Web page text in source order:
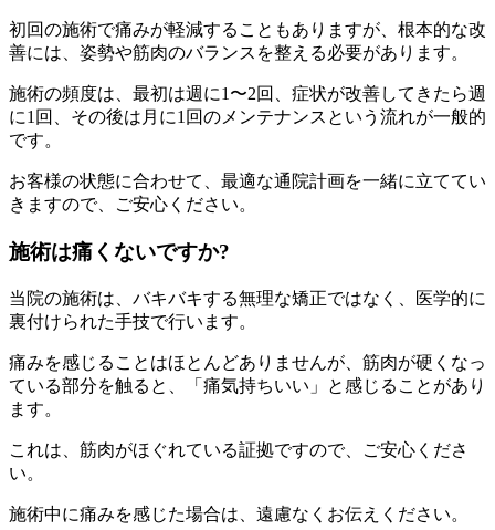
初回の施術で痛みが軽減することもありますが、根本的な改
善には、姿勢や筋肉のバランスを整える必要があります。
施術の頻度は、最初は週に1〜2回、症状が改善してきたら週
に1回、その後は月に1回のメンテナンスという流れが一般的
です。
お客様の状態に合わせて、最適な通院計画を一緒に立ててい
きますので、ご安心ください。
施術は痛くないですか?
当院の施術は、バキバキする無理な矯正ではなく、医学的に
裏付けられた手技で行います。
痛みを感じることはほとんどありませんが、筋肉が硬くなっ
ている部分を触ると、「痛気持ちいい」と感じることがあり
ます。
これは、筋肉がほぐれている証拠ですので、ご安心くださ
い。
施術中に痛みを感じた場合は、遠慮なくお伝えください。